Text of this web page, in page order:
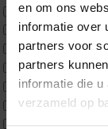
en om ons
informatie over
partners voor
partners
informatie die
verzameld op
ErkendMatras 1
ErkendMatras
ErkendMatras
Matrassen
Matrastopper